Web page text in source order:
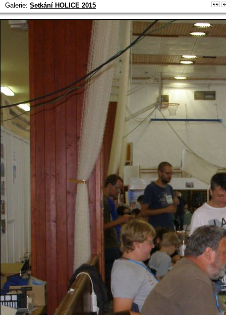
Galerie: Setkání HOLICE 2015